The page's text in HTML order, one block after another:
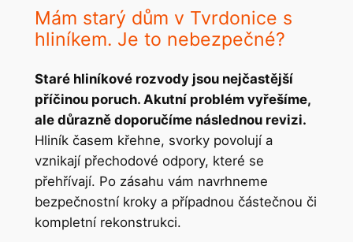
Mám starý dům v Tvrdonice s
hliníkem. Je to nebezpečné?
Staré hliníkové rozvody jsou nejčastější
příčinou poruch. Akutní problém vyřešíme,
ale důrazně doporučíme následnou revizi.
Hliník časem křehne, svorky povolují a
vznikají přechodové odpory, které se
přehřívají. Po zásahu vám navrhneme
bezpečnostní kroky a případnou částečnou či
kompletní rekonstrukci.